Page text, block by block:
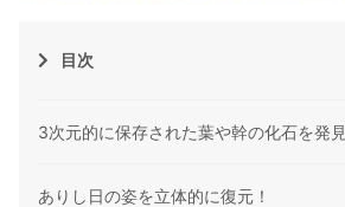
目次
3次元的に保存された葉や幹の化石を発見
ありし日の姿を立体的に復元！